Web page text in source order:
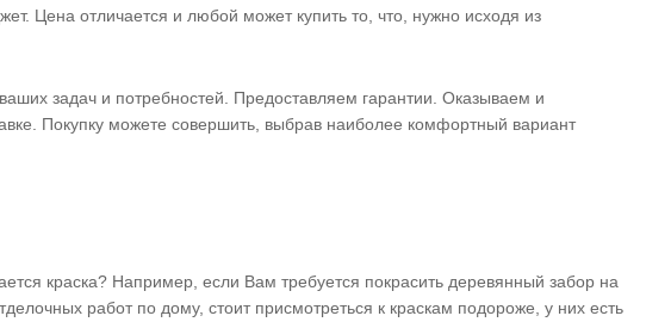
Цена отличается и любой может купить то, что, нужно исходя из
задач и потребностей. Предоставляем гарантии. Оказываем и
Покупку можете совершить, выбрав наиболее комфортный вариант
краска? Например, если Вам требуется покрасить деревянный забор на
работ по дому, стоит присмотреться к краскам подороже, у них есть